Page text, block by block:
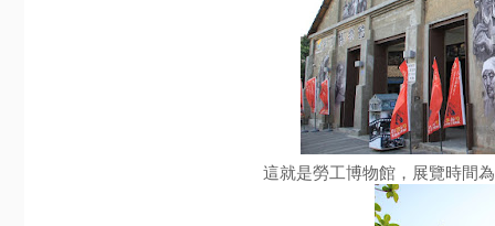
這就是勞工博物館，展覽時間